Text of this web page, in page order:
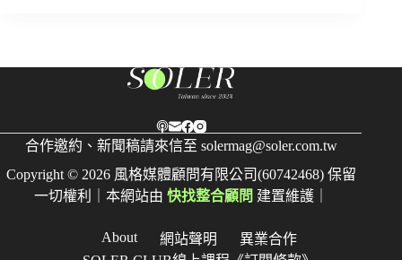
合作邀約、新聞稿請來信至 solermag@soler.com.tw
Copyright © 2026 風格媒體顧問有限公司(60742468) 保留
一切權利｜本網站由 快找整合顧問 建置維護｜
About 網站聲明
異業合作